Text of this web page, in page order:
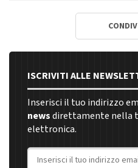
ISCRIVITI ALLE
Inserisci il tuo indirizzo
newsdirettamente nella
elettronica.
Indirizzo email